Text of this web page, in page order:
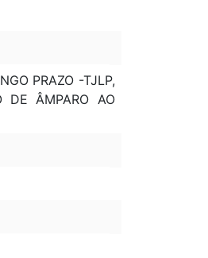
PRAZO -TJLP,
DE ÂMPARO AO